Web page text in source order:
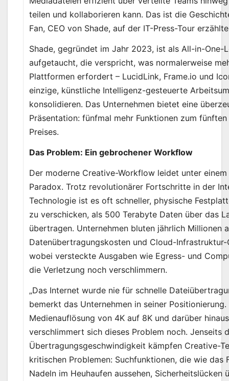
teilen und kollaborieren kann. Das ist die
Fan, CEO von Shade, auf der IT-Press-Tour
Shade, gegründet im Jahr 2023, ist als All-in-One-
aufgetaucht, die verspricht, was normalerweise
Plattformen erfordert – LucidLink, Frame.io und
einzige, künstliche Intelligenz-gesteuerte
konsolidieren. Das Unternehmen bietet eine
Präsentation: fünfmal mehr Funktionen zum fünften
Preises.
Das Problem: Ein gebrochener Workflow
Der moderne Creative-Workflow leidet unter
Paradox. Trotz revolutionärer Fortschritte in der
Technologie ist es oft schneller, physische
zu verschicken, als 500 Terabyte Daten über das
übertragen. Unternehmen bluten jährlich Millionen
Datenübertragungskosten und Cloud-Infrastruktur-
wobei versteckte Ausgaben wie Egress- und
die Verletzung noch verschlimmern.
„Das Internet wurde nie für schnelle
bemerkt das Unternehmen in seiner Positionierung.
Medienauflösung von 4K auf 8K und darüber
verschlimmert sich dieses Problem noch. Jenseits
Übertragungsgeschwindigkeit kämpfen Creative-
kritischen Problemen: Suchfunktionen, die wie das
Nadeln im Heuhaufen aussehen, Sicherheitslücken